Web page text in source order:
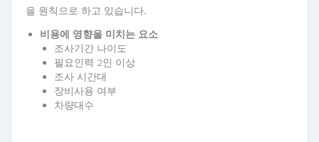
을 원칙으로 하고 있습니다.
비용에 영향을 미치는 요소
조사기간 나이도
필요인력 2인 이상
조사 시간대
장비사용 여부
차량대수